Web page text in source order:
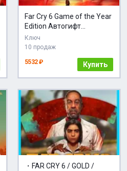
Far Cry 6 Game of the Year
Edition Автогифт
RU/KZ/UA
Ключ
10 продаж
5532 ₽ Купить
・FAR CRY 6 / GOLD /